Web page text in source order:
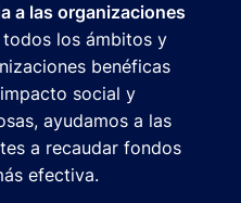
a las organizaciones
los ámbitos y
benéficas
social y
ayudamos a las
a recaudar fondos
efectiva.